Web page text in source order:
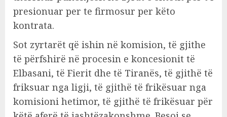
presionuar per te firmosur per këto
kontrata.
Sot zyrtarët që ishin në komision, të gjithe
të përfshirë në procesin e koncesionit të
Elbasani, të Fierit dhe të Tiranës, të gjithë të
friksuar nga ligji, të gjithë të frikësuar nga
komisioni hetimor, të gjithë të frikësuar për